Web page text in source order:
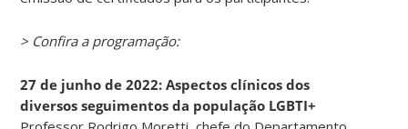
> Confira a programação:
27 de junho de 2022: Aspectos clínicos dos
diversos seguimentos da população LGBTI+